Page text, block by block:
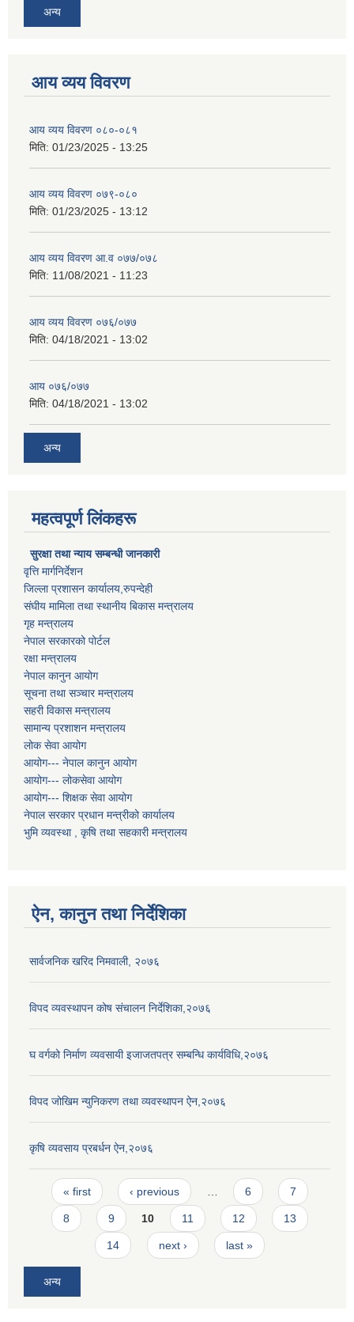
अन्य
आय व्यय विवरण
आय व्यय विवरण ०८०-०८१
मिति: 01/23/2025 - 13:25
आय व्यय विवरण ०७९-०८०
मिति: 01/23/2025 - 13:12
आय व्यय विवरण आ.व ०७७/०७८
मिति: 11/08/2021 - 11:23
आय व्यय विवरण ०७६/०७७
मिति: 04/18/2021 - 13:02
आय ०७६/०७७
मिति: 04/18/2021 - 13:02
अन्य
महत्वपूर्ण लिंकहरू
सुरक्षा तथा न्याय सम्बन्धी जानकारी
वृत्ति मार्गनिर्देशन
जिल्ला प्रशासन कार्यालय,रुपन्देही
संघीय मामिला तथा स्थानीय बिकास मन्त्रालय
गृह मन्त्रालय
नेपाल सरकारको पोर्टल
रक्षा मन्त्रालय
नेपाल कानुन आयोग
सूचना तथा सञ्चार मन्त्रालय
सहरी विकास मन्त्रालय
सामान्य प्रशाशन मन्त्रालय
लोक सेवा आयोग
आयोग--- नेपाल कानुन आयोग
आयोग--- लोकसेवा आयोग
आयोग--- शिक्षक सेवा आयोग
नेपाल सरकार प्रधान मन्त्रीको कार्यालय
भुमि व्यवस्था , कृषि तथा सहकारी मन्त्रालय
ऐन, कानुन तथा निर्देशिका
सार्वजनिक खरिद निमवाली, २०७६
विपद व्यवस्थापन कोष संचालन निर्देशिका,२०७६
घ वर्गको निर्माण व्यवसायी इजाजतपत्र सम्बन्धि कार्यविधि,२०७६
विपद जोखिम न्युनिकरण तथा व्यवस्थापन ऐन,२०७६
कृषि व्यवसाय प्रबर्धन ऐन,२०७६
Pages
« first ‹ previous 6 7
8 9 10 11 12 13
14 next › last »
अन्य